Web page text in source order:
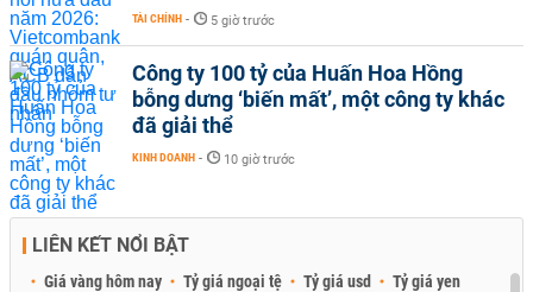
TÀI CHÍNH - 5 giờ trước
Công ty 100 tỷ của Huấn Hoa Hồng
bỗng dưng ‘biến mất’, một công ty khác
đã giải thể
KINH DOANH - 10 giờ trước
LIÊN KẾT NỔI BẬT
Giá vàng hôm nay Tỷ giá ngoại tệ Tỷ giá usd
Tỷ giá yen